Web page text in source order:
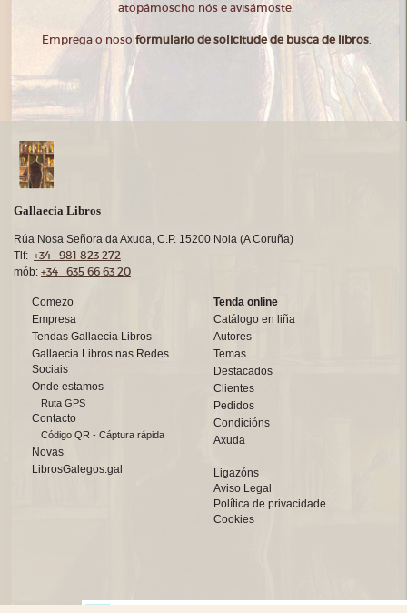
atopámoscho nós e avisámoste.
Emprega o noso formulario de solicitude de busca de libros.
Gallaecia Libros
Rúa Nosa Señora da Axuda, C.P. 15200 Noia (A Coruña)
Tlf: +34 981 823 272
mób: +34 635 66 63 20
Comezo
Empresa
Tendas Gallaecia Libros
Gallaecia Libros nas Redes
Sociais
Onde estamos
Ruta GPS
Contacto
Código QR - Cáptura rápida
Novas
LibrosGalegos.gal
Tenda online
Catálogo en liña
Autores
Temas
Destacados
Clientes
Pedidos
Condicións
Axuda
Ligazóns
Aviso Legal
Política de privacidade
Cookies